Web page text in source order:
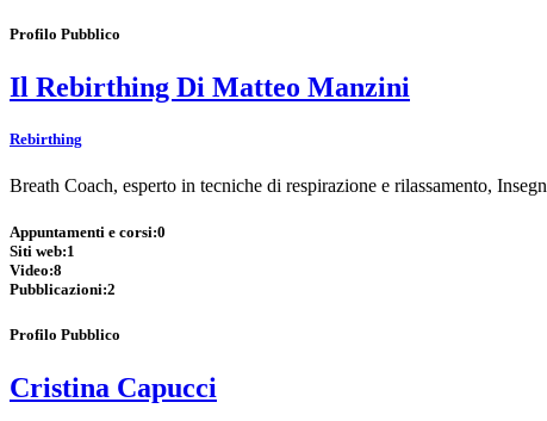
Profilo Pubblico
Il Rebirthing Di Matteo Manzini
Rebirthing
Breath Coach, esperto in tecniche di respirazione e rilassamento,
Appuntamenti e corsi:0
Siti web:1
Video:8
Pubblicazioni:2
Profilo Pubblico
Cristina Capucci